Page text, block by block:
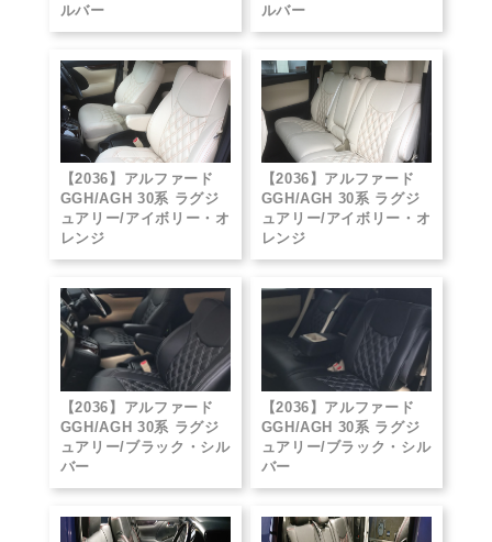
ルバー
ルバー
【2036】アルファード
GGH/AGH 30系 ラグジ
ュアリー/アイボリー・オ
レンジ
【2036】アルファード
GGH/AGH 30系 ラグジ
ュアリー/アイボリー・オ
レンジ
【2036】アルファード
GGH/AGH 30系 ラグジ
ュアリー/ブラック・シル
バー
【2036】アルファード
GGH/AGH 30系 ラグジ
ュアリー/ブラック・シル
バー